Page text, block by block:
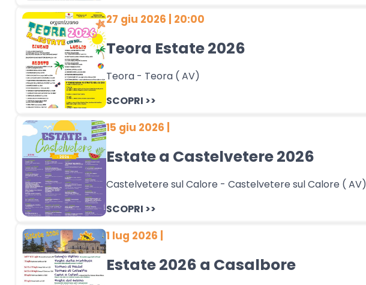
27 giu 2026 | 20:00
Teora Estate 2026
Teora - Teora ( AV)
SCOPRI >>
15 giu 2026 |
Estate a Castelvetere 2026
Castelvetere sul Calore - Castelvetere sul Calore ( AV)
SCOPRI >>
1 lug 2026 |
Estate 2026 a Casalbore